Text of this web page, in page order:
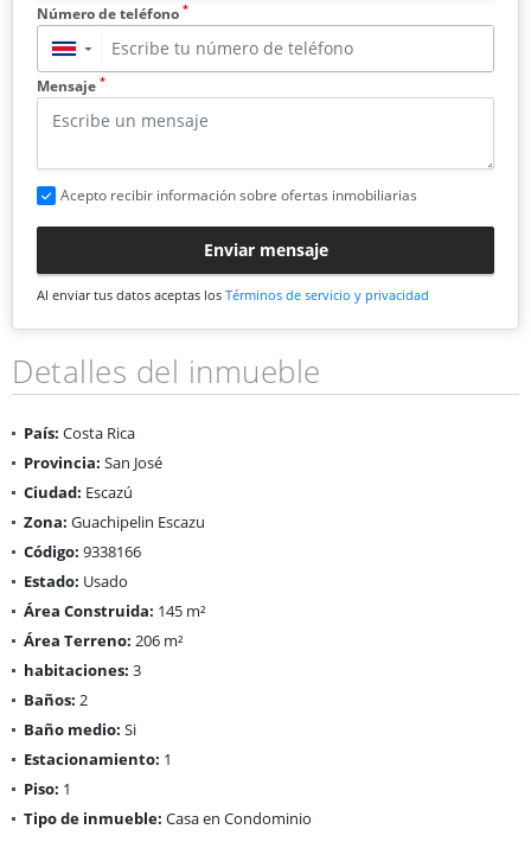
Número de teléfono *
▼
Mensaje *
Acepto recibir información sobre ofertas inmobiliarias
Enviar mensaje
Al enviar tus datos aceptas los Términos de servicio y privacidad
Detalles del inmueble
País: Costa Rica
Provincia: San José
Ciudad: Escazú
Zona: Guachipelin Escazu
Código: 9338166
Estado: Usado
Área Construida: 145 m²
Área Terreno: 206 m²
habitaciones: 3
Baños: 2
Baño medio: Si
Estacionamiento: 1
Piso: 1
Tipo de inmueble: Casa en Condominio